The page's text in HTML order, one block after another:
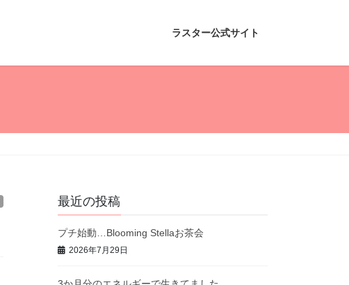
ラスター公式サイト
最近の投稿
プチ始動…Blooming Stellaお茶会
2026年7月29日